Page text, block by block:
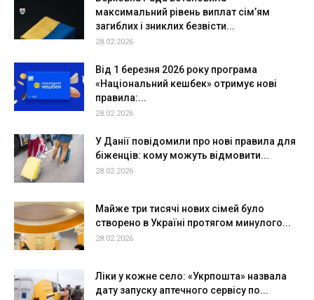
максимальний рівень виплат сім’ям
загиблих і зниклих безвісти...
28.02.2026
Від 1 березня 2026 року програма
«Національний кешбек» отримує нові
правила:...
28.02.2026
У Данії повідомили про нові правила для
біженців: кому можуть відмовити...
28.02.2026
Майже три тисячі нових сімей було
створено в Україні протягом минулого...
28.02.2026
Ліки у кожне село: «Укрпошта» назвала
дату запуску аптечного сервісу по...